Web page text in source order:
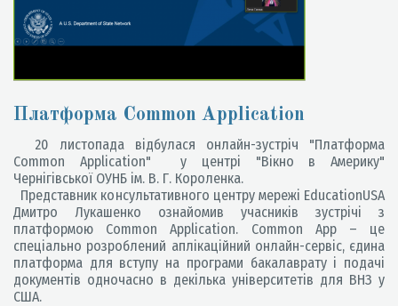
Платформа Common Application
20 листопада відбулася онлайн-зустріч "Платформа
Common Application" у центрі "Вікно в Америку"
Чернігівської ОУНБ ім. В. Г. Короленка.
Представник консультативного центру мережі EducationUSA
Дмитро Лукашенко ознайомив учасників зустрічі з
платформою Common Application. Common App – це
спеціально розроблений аплікаційний онлайн-сервіс, єдина
платформа для вступу на програми бакалаврату і подачі
документів одночасно в декілька університетів для ВНЗ у
США.